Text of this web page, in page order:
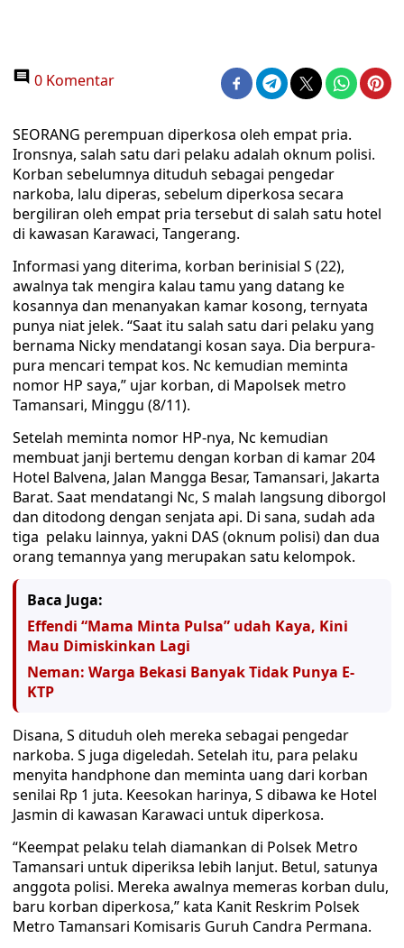
0 Komentar
SEORANG perempuan diperkosa oleh empat pria.
Ironsnya, salah satu dari pelaku adalah oknum polisi.
Korban sebelumnya dituduh sebagai pengedar
narkoba, lalu diperas, sebelum diperkosa secara
bergiliran oleh empat pria tersebut di salah satu hotel
di kawasan Karawaci, Tangerang.
Informasi yang diterima, korban berinisial S (22),
awalnya tak mengira kalau tamu yang datang ke
kosannya dan menanyakan kamar kosong, ternyata
punya niat jelek. “Saat itu salah satu dari pelaku yang
bernama Nicky mendatangi kosan saya. Dia berpura-
pura mencari tempat kos. Nc kemudian meminta
nomor HP saya,” ujar korban, di Mapolsek metro
Tamansari, Minggu (8/11).
Setelah meminta nomor HP-nya, Nc kemudian
membuat janji bertemu dengan korban di kamar 204
Hotel Balvena, Jalan Mangga Besar, Tamansari, Jakarta
Barat. Saat mendatangi Nc, S malah langsung diborgol
dan ditodong dengan senjata api. Di sana, sudah ada
tiga pelaku lainnya, yakni DAS (oknum polisi) dan dua
orang temannya yang merupakan satu kelompok.
Baca Juga:
Effendi “Mama Minta Pulsa” udah Kaya, Kini
Mau Dimiskinkan Lagi
Neman: Warga Bekasi Banyak Tidak Punya E-
KTP
Disana, S dituduh oleh mereka sebagai pengedar
narkoba. S juga digeledah. Setelah itu, para pelaku
menyita handphone dan meminta uang dari korban
senilai Rp 1 juta. Keesokan harinya, S dibawa ke Hotel
Jasmin di kawasan Karawaci untuk diperkosa.
“Keempat pelaku telah diamankan di Polsek Metro
Tamansari untuk diperiksa lebih lanjut. Betul, satunya
anggota polisi. Mereka awalnya memeras korban dulu,
baru korban diperkosa,” kata Kanit Reskrim Polsek
Metro Tamansari Komisaris Guruh Candra Permana.